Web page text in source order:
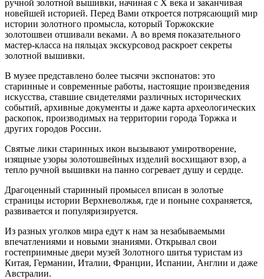
ручной золотной вышивки, начиная с Х века и заканчивая
новейшей историей. Перед Вами откроется потрясающий мир
истории золотного промысла, который Торжокские
золотошвеи отшивали веками. А во время показательного
мастер-класса на пяльцах экскурсовод раскроет секреты
золотной вышивки.
В музее представлено более тысячи экспонатов: это
старинные и современные работы, настоящие произведения
искусства, ставшие свидетелями различных исторических
событий, архивные документы и даже карта археологических
раскопок, производимых на территории города Торжка и
других городов России.
Святые лики старинных икон вызывают умиротворение,
изящные узоры золотошвейных изделий восхищают взор, а
тепло ручной вышивки на панно согревает душу и сердце.
Драгоценный старинный промысел вписан в золотые
страницы истории Верхневолжья, где и поныне сохраняется,
развивается и популяризируется.
Из разных уголков мира едут к нам за незабываемыми
впечатлениями и новыми знаниями. Открывал свои
гостеприимные двери музей Золотного шитья туристам из
Китая, Германии, Италии, Франции, Испании, Англии и даже
Австралии.